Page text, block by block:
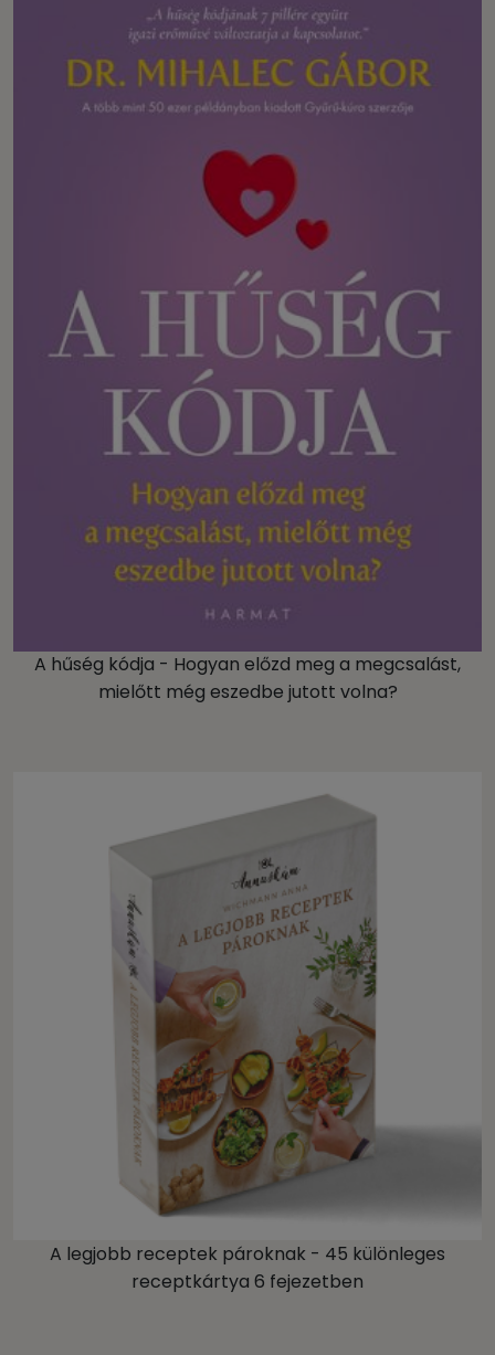
A hűség kódja - Hogyan előzd meg a megcsalást,
mielőtt még eszedbe jutott volna?
A legjobb receptek pároknak - 45 különleges
receptkártya 6 fejezetben